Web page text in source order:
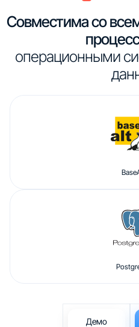
Совместима со
операционными
Демо